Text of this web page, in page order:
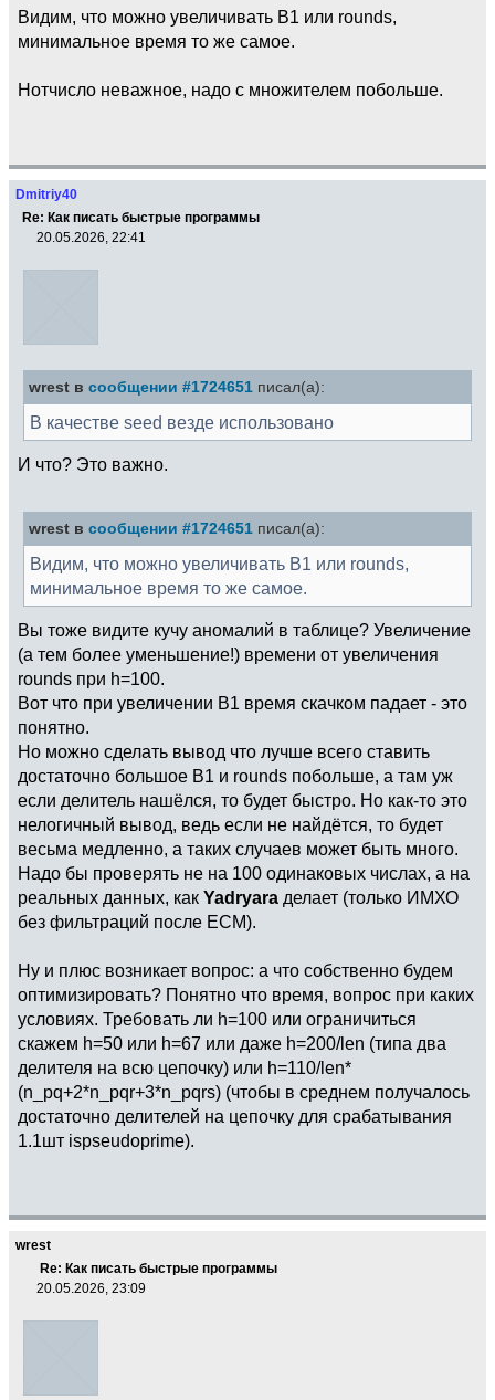
Видим, что можно увеличивать B1 или rounds,
минимальное время то же самое.
Нотчисло неважное, надо с множителем побольше.
Dmitriy40
Re: Как писать быстрые программы
20.05.2026, 22:41
wrest в сообщении #1724651 писал(а):
В качестве seed везде использовано
И что? Это важно.
wrest в сообщении #1724651 писал(а):
Видим, что можно увеличивать B1 или rounds,
минимальное время то же самое.
Вы тоже видите кучу аномалий в таблице? Увеличение
(а тем более уменьшение!) времени от увеличения
rounds при h=100.
Вот что при увеличении B1 время скачком падает - это
понятно.
Но можно сделать вывод что лучше всего ставить
достаточно большое B1 и rounds побольше, а там уж
если делитель нашёлся, то будет быстро. Но как-то это
нелогичный вывод, ведь если не найдётся, то будет
весьма медленно, а таких случаев может быть много.
Надо бы проверять не на 100 одинаковых числах, а на
реальных данных, как Yadryara делает (только ИМХО
без фильтраций после ECM).
Ну и плюс возникает вопрос: а что собственно будем
оптимизировать? Понятно что время, вопрос при каких
условиях. Требовать ли h=100 или ограничиться
скажем h=50 или h=67 или даже h=200/len (типа два
делителя на всю цепочку) или h=110/len*
(n_pq+2*n_pqr+3*n_pqrs) (чтобы в среднем получалось
достаточно делителей на цепочку для срабатывания
1.1шт ispseudoprime).
wrest
Re: Как писать быстрые программы
20.05.2026, 23:09